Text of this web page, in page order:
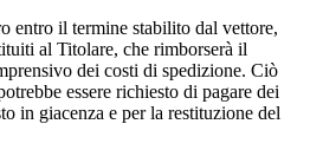
entro il termine stabilito dal vettore,
al Titolare, che rimborserà il
dei costi di spedizione. Ciò
essere richiesto di pagare dei
in giacenza e per la restituzione del